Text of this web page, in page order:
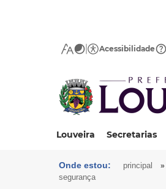
Acessibilidade
Louveira Secretarias
Onde estou: principal »
segurança